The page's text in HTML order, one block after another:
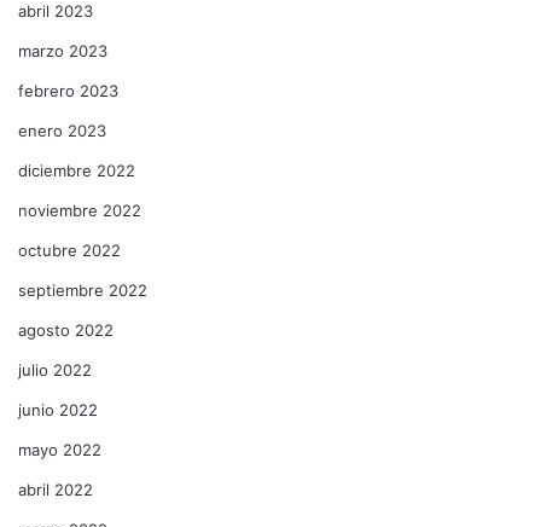
abril 2023
marzo 2023
febrero 2023
enero 2023
diciembre 2022
noviembre 2022
octubre 2022
septiembre 2022
agosto 2022
julio 2022
junio 2022
mayo 2022
abril 2022